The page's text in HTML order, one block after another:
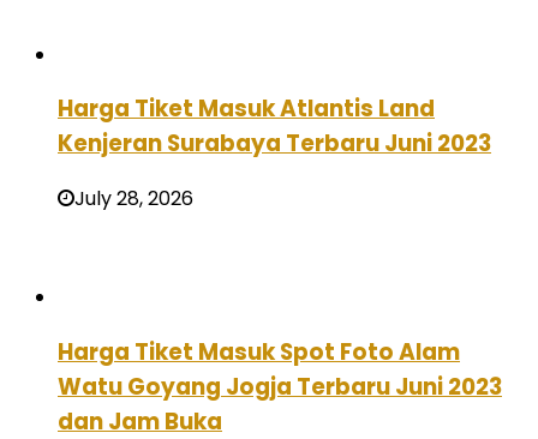
Harga Tiket Masuk Atlantis Land
Kenjeran Surabaya Terbaru Juni 2023
July 28, 2026
Harga Tiket Masuk Spot Foto Alam
Watu Goyang Jogja Terbaru Juni 2023
dan Jam Buka